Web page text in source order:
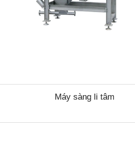
Máy sàng li tâm